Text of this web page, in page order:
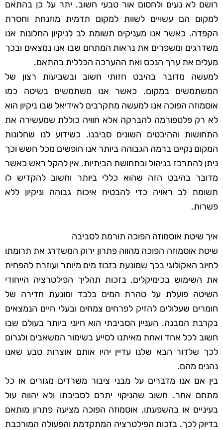
רושם לא נעים ולחסום אור טבעי חשוב. יתר על כן בהתאם
למקום הם עשויים לשוות למקום תדמית מוזנחת וחסרת
הקפדה. כאשר אנו מעניקים תשומת לב לניקיון החלונות אנו
משדרגים ומשפרים את נראות המתחם שבו אנו נמצאים ובכך
מעלים את ערך הנכס ואת ההערכה הכללית בהתאם.
למעשה מדובר בהיבט חזותי חשוב ובשביעות רצון של
המשתמשים במקום. כאשר אנו משתמשים בשיטה כמו
אוסמוזה הפוכה אנו למעשה מתקרבים לאידיאל שבו ניקיון הוא
לא רק פלטפורמה להברקה אלא חוויה כוללת שמעשירה את
התחושות וההיבטים השונים סביבנו. כשידוע לנו שחלונות
המקום נקיים ברמה הגבוהה ביותר אנו חופשים מכל חשש וכך
ניתן להתרכז בניהול ובתחושת הביתיות. אין להקל ראש כאשר
מדובר בהיבט הזה שהוא כללי ביותר וחשוב להקדיש לו
תשומת לב ראויה כדי להבטיח איכות גבוהה וניקיון ללא
פשרות.
איך שיטת אוסמוזה הפוכה תורמת לסביבה
שיטת אוסמוזה הפוכה מהווה פתרון ירוק המשדרג את תרומתו
לחיוב האקולוגי בכך שמונעת בזבוז מים מיותר ועוזרת להפחית
את השימוש בכימיקלים. בזכות תהליך הפילטרציה הייחודי
השיטה פועלת על טהרת המים בלבד ומונעת חדירה של
חומרים שעלולים להזיק לפרחים צמחים ובעלי חיים הנמצאים
בקרבת המבנה. העניין הסביבתי הוא חיוני ביותר בעולם שבו
חשוב לכל אחד ואחת מאיתנו לסייע בשימור המשאבים ולגרום
לכך שלדור הבא שלנו עדיין יהיו אותם אוצרות טבע שאנו
נהנים מהם.
בין אם אנו מדברים על מבני ציבור משרדים מגורים או כל
מתחם אחר. חשוב שהניקוי יתרם לסביבתו ולא יהווה עול
בעיניים או בהשפעתו. אוסמוזה הפוכה מציעה פתרון מותאם
בדיוק לכך. בזכות הפילטרציה המתקדמת והפעולה המורכבת